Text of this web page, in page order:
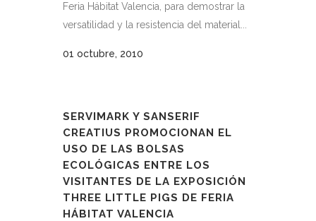
Feria Hábitat Valencia, para demostrar la
versatilidad y la resistencia del material...
01 octubre, 2010
SERVIMARK Y SANSERIF
CREATIUS PROMOCIONAN EL
USO DE LAS BOLSAS
ECOLÓGICAS ENTRE LOS
VISITANTES DE LA EXPOSICIÓN
THREE LITTLE PIGS DE FERIA
HÁBITAT VALENCIA